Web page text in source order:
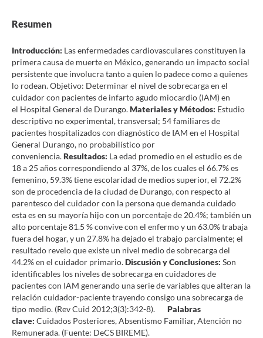
Resumen
Introducción: Las enfermedades cardiovasculares constituyen la
primera causa de muerte en México, generando un impacto social
persistente que involucra tanto a quien lo padece como a quienes
lo rodean. Objetivo: Determinar el nivel de sobrecarga en el
cuidador con pacientes de infarto agudo miocardio (IAM) en
el Hospital General de Durango.Materiales y Métodos: Estudio
descriptivo no experimental, transversal; 54 familiares de
pacientes hospitalizados con diagnóstico de IAM en el Hospital
General Durango, no probabilístico por
conveniencia.Resultados: La edad promedio en el estudio es de
18 a 25 años correspondiendo al 37%, de los cuales el 66.7% es
femenino, 59.3% tiene escolaridad de medios superior, el 72.2%
son de procedencia de la ciudad de Durango, con respecto al
parentesco del cuidador con la persona que demanda cuidado
esta es en su mayoría hijo con un porcentaje de 20.4%; también un
alto porcentaje 81.5 % convive con el enfermo y un 63.0% trabaja
fuera del hogar, y un 27.8% ha dejado el trabajo parcialmente; el
resultado revelo que existe un nivel medio de sobrecarga del
44.2% en el cuidador primario.Discusión y Conclusiones: Son
identificables los niveles de sobrecarga en cuidadores de
pacientes con IAM generando una serie de variables que alteran la
relación cuidador-paciente trayendo consigo una sobrecarga de
tipo medio. (Rev Cuid 2012;3(3):342-8).
Palabras
clave: Cuidados Posteriores, Absentismo Familiar, Atención no
Remunerada. (Fuente: DeCS BIREME).